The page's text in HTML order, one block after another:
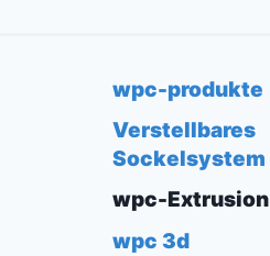
wpc-produkte
Verstellbares
Sockelsystem
wpc-Extrusion
wpc 3d